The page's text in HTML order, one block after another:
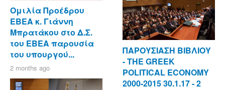
Ομιλία Προέδρου
ΕΒΕΑ κ. Γιάννη
Μπρατάκου στο Δ.Σ.
του ΕΒΕΑ παρουσία
του υπουργού...
2 months ago
ΠΑΡΟΥΣΙΑΣΗ ΒΙΒΛΙΟΥ
- ΤΗΕ GREEK
POLITICAL ECONOMY
2000-2015 30.1.17 - 2